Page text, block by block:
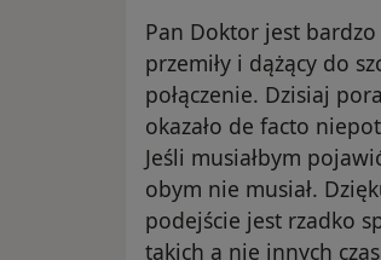
Pan Doktor jest
przemiły i dążący do
połączenie. Dzisiaj
okazało de facto
Jeśli musiałbym
obym nie musiał.
podejście jest rzadko
takich a nie innych